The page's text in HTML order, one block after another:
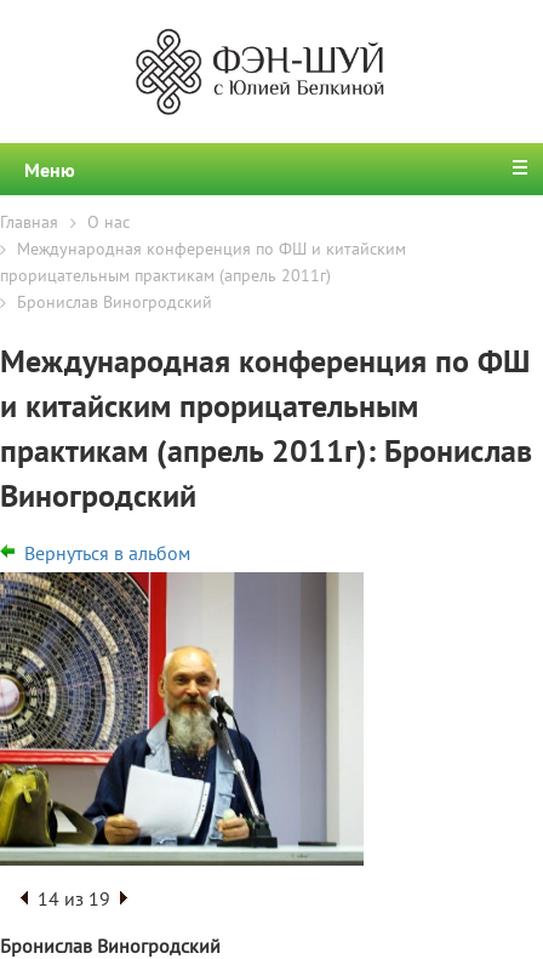
Меню
Главная
О нас
Международная конференция по ФШ и китайским
прорицательным практикам (апрель 2011г)
Бронислав Виногродский
Международная конференция по ФШ
и китайским прорицательным
практикам (апрель 2011г): Бронислав
Виногродский
Вернуться в альбом
14 из 19
Бронислав Виногродский